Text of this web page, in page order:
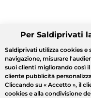
Per Saldiprivati
Saldiprivati utilizza cookies e
navigazione, misurare
suoi clienti migliorando così
cliente pubblicità
Cliccando su « Accetto », il
cookies e alla condivisione